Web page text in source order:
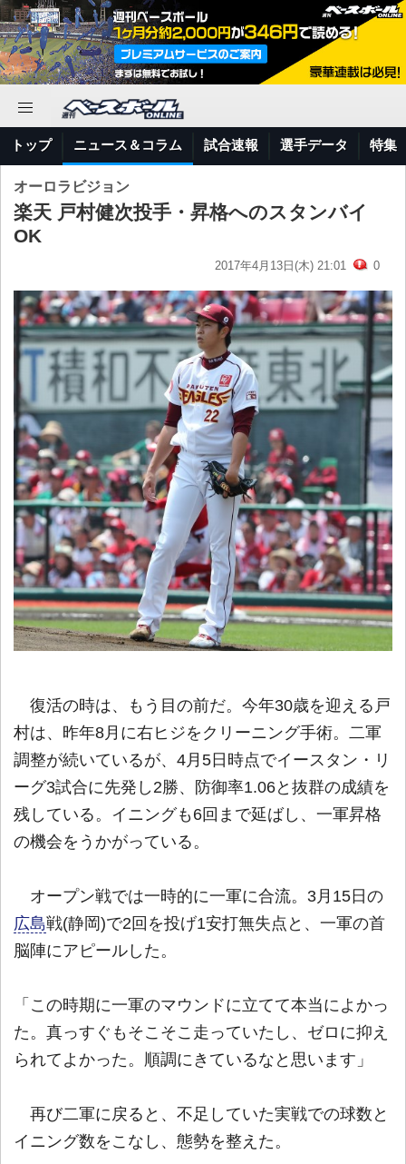
トップ ニュース＆コラム 試合速報 選手データ 特集
オーロラビジョン
楽天 戸村健次投手・昇格へのスタンバイ
OK
2017年4月13日(木) 21:01 0
復活の時は、もう目の前だ。今年30歳を迎える戸
村は、昨年8月に右ヒジをクリーニング手術。二軍
調整が続いているが、4月5日時点でイースタン・リ
ーグ3試合に先発し2勝、防御率1.06と抜群の成績を
残している。イニングも6回まで延ばし、一軍昇格
の機会をうかがっている。
オープン戦では一時的に一軍に合流。3月15日の
広島戦(静岡)で2回を投げ1安打無失点と、一軍の首
脳陣にアピールした。
「この時期に一軍のマウンドに立てて本当によかっ
た。真っすぐもそこそこ走っていたし、ゼロに抑え
られてよかった。順調にきているなと思います」
再び二軍に戻ると、不足していた実戦での球数と
イニング数をこなし、態勢を整えた。